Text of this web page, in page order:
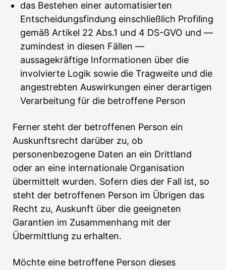
das Bestehen einer automatisierten
Entscheidungsfindung einschließlich Profiling
gemäß Artikel 22 Abs.1 und 4 DS-GVO und —
zumindest in diesen Fällen —
aussagekräftige Informationen über die
involvierte Logik sowie die Tragweite und die
angestrebten Auswirkungen einer derartigen
Verarbeitung für die betroffene Person
Ferner steht der betroffenen Person ein
Auskunftsrecht darüber zu, ob
personenbezogene Daten an ein Drittland
oder an eine internationale Organisation
übermittelt wurden. Sofern dies der Fall ist, so
steht der betroffenen Person im Übrigen das
Recht zu, Auskunft über die geeigneten
Garantien im Zusammenhang mit der
Übermittlung zu erhalten.
Möchte eine betroffene Person dieses